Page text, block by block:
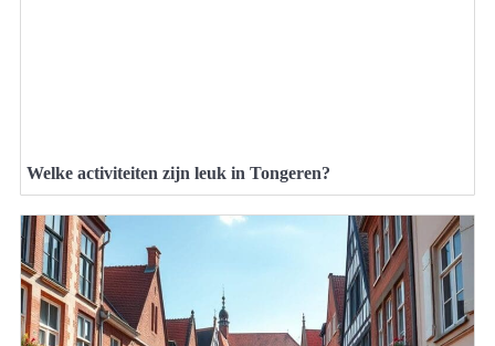
Welke activiteiten zijn leuk in Tongeren?